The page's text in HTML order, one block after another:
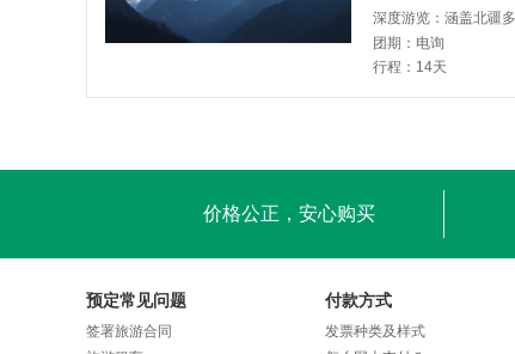
u Village + Devil
rairie + Duku
ng
团期：电询
行程：14天
价格公正，安心购买
预定常见问题
签署旅游合同
付款方式
发票种类及样式